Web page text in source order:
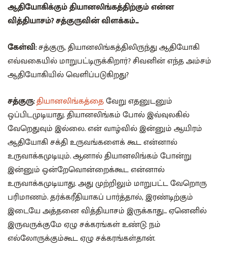
ஆதியோகிக்கும் தியானலிங்கத்திற்கும் என்ன
வித்தியாசம்? சத்குருவின் விளக்கம்...
கேள்வி:சத்குரு, தியானலிங்கத்திலிருந்து ஆதியோகி
எவ்வகையில் மாறுபட்டிருக்கிறார்? சிவனின் எந்த அம்சம்
ஆதியோகியில் வெளிப்படுகிறது?
சத்குரு:தியானலிங்கத்தைவேறு எதனுடனும்
ஒப்பிடமுடியாது. தியானலிங்கம் போல் இவ்வுலகில்
வேறெதுவும் இல்லை. என் வாழ்வில் இன்னும் ஆயிரம்
ஆதியோகி சக்தி உருவங்களைக் கூட என்னால்
உருவாக்கமுடியும். ஆனால் தியானலிங்கம் போன்று
இன்னும் ஒன்றேவொன்றைக்கூட என்னால்
உருவாக்கமுடியாது. அது முற்றிலும் மாறுபட்ட வேறொரு
பரிமாணம். தர்க்கரீதியாகப் பார்த்தால், இரண்டிற்கும்
இடையே அத்தனை வித்தியாசம் இருக்காது... ஏனெனில்
இருவருக்குமே ஏழு சக்கரங்கள் உண்டு. நம்
எல்லோருக்கும்கூட ஏழு சக்கரங்கள்தான்.